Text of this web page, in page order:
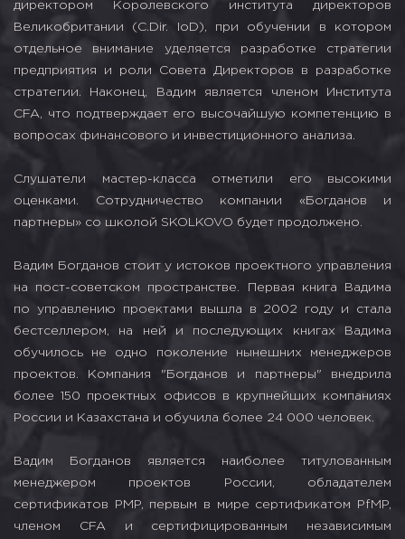
директором Королевского института директоров
Великобритании (C.Dir. IoD), при обучении в котором
отдельное внимание уделяется разработке стратегии
предприятия и роли Совета Директоров в разработке
стратегии. Наконец, Вадим является членом Института
CFA, что подтверждает его высочайшую компетенцию в
вопросах финансового и инвестиционного анализа.
Слушатели мастер-класса отметили его высокими
оценками. Сотрудничество компании «Богданов и
партнеры» со школой SKOLKOVO будет продолжено.
Вадим Богданов стоит у истоков проектного управления
на пост-советском пространстве. Первая книга Вадима
по управлению проектами вышла в 2002 году и стала
бестселлером, на ней и последующих книгах Вадима
обучилось не одно поколение нынешних менеджеров
проектов. Компания "Богданов и партнеры" внедрила
более 150 проектных офисов в крупнейших компаниях
России и Казахстана и обучила более 24 000 человек.
Вадим Богданов является наиболее титулованным
менеджером проектов России, обладателем
сертификатов PMP, первым в мире сертификатом PfMP,
членом CFA и сертифицированным независимым